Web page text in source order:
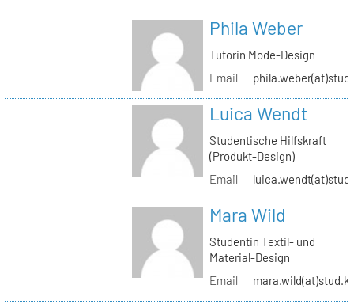
Phila Weber
Tutorin Mode-Design
Email
Luica Wendt
Studentische Hilfskraft
(Produkt-Design)
Email
Mara Wild
Studentin Textil- und
Material-Design
Email